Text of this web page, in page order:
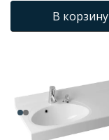
В корзину